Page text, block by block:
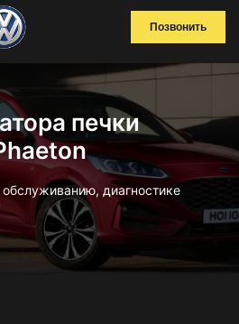
Позвонить
печки
диагностике